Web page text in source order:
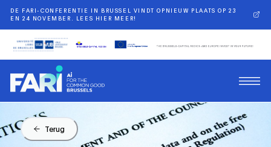
DE FARI-CONFERENTIE IN BRUSSEL VINDT OPNIEUW PLAATS OP 23
EN 24 NOVEMBER. LEES HIER MEER!
Terug